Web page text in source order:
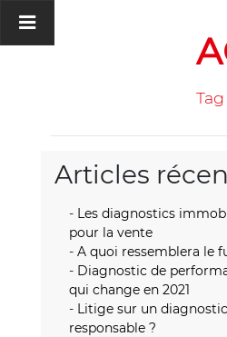
Articles
Les diagnostics
pour la vente
A quoi ressemblera le
Diagnostic de
qui change en 2021
Litige sur un
responsable ?